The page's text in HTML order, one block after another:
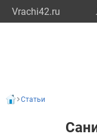
Vrachi42.ru
Статьи